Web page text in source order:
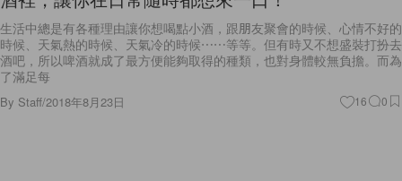
生活中總是有各種理由讓你想喝點小酒，跟朋友聚會的時候、心情不好的
時候、天氣熱的時候、天氣冷的時候⋯⋯等等。但有時又不想盛裝打扮去
酒吧，所以啤酒就成了最方便能夠取得的種類，也對身體較無負擔。而為
了滿足每
By Staff/2018年8月23日 16 0